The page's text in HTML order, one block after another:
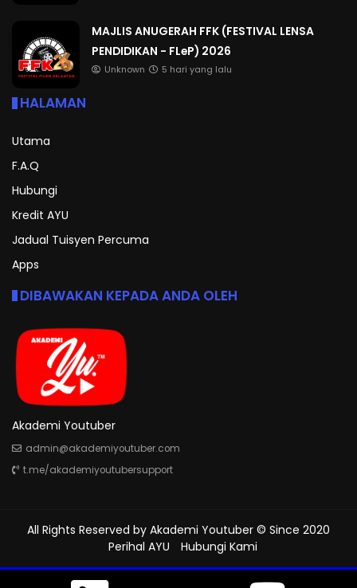
MAJLIS ANUGERAH FFK (FESTIVAL LENSA
PENDIDIKAN - FLeP) 2026
Unknown 5 hari yang lalu
HALAMAN
Utama
F.A.Q
Hubungi
Kredit AYU
Jadual Tuisyen Percuma
Apps
DIBAWAKAN KEPADA ANDA OLEH
Akademi Youtuber
admin@akademiyoutuber.com
t.me/akademiyoutubersupport
All Rights Reserved by Akademi Youtuber © Since 2020
Perihal AYU
Hubungi Kami